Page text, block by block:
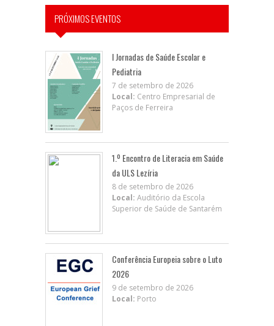
PRÓXIMOS EVENTOS
I Jornadas de Saúde Escolar e
Pediatria
7 de setembro de 2026
Local: Centro Empresarial de
Paços de Ferreira
1.º Encontro de Literacia em Saúde
da ULS Lezíria
8 de setembro de 2026
Local: Auditório da Escola
Superior de Saúde de Santarém
Conferência Europeia sobre o Luto
2026
9 de setembro de 2026
Local: Porto